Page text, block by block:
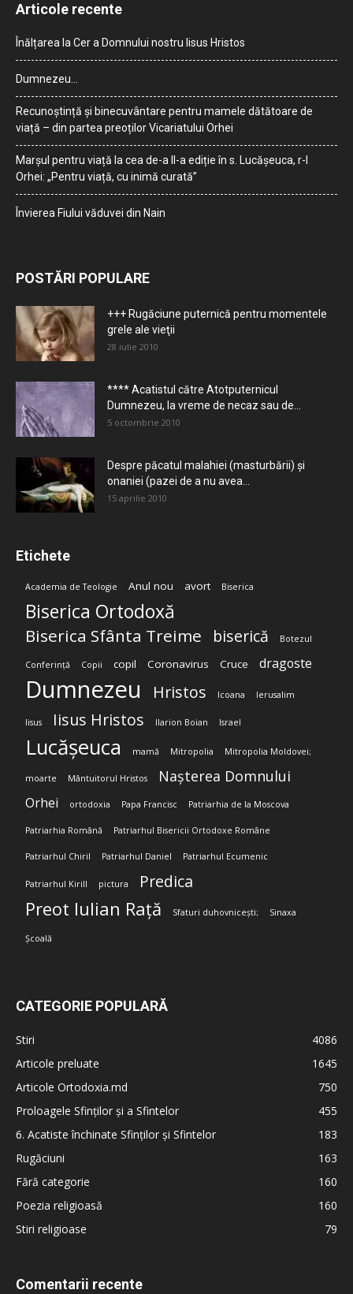
Articole recente
Înălțarea la Cer a Domnului nostru Iisus Hristos
Dumnezeu…
Recunoștință și binecuvântare pentru mamele dătătoare de
viață – din partea preoților Vicariatului Orhei
Marșul pentru viață la cea de-a II-a ediție în s. Lucășeuca, r-l
Orhei: „Pentru viață, cu inimă curată”
Învierea Fiului văduvei din Nain
POSTĂRI POPULARE
+++ Rugăciune puternică pentru momentele
grele ale vieţii
28 iulie 2010
**** Acatistul către Atotputernicul
Dumnezeu, la vreme de necaz sau de...
5 octombrie 2010
Despre păcatul malahiei (masturbării) şi
onaniei (pazei de a nu avea...
15 aprilie 2010
Etichete
Academia de Teologie Anul nou avort Biserica
Biserica Ortodoxă
Biserica Sfânta Treime biserică Botezul
Conferință Copii copil Coronavirus Cruce dragoste
Dumnezeu Hristos Icoana Ierusalim
Iisus Iisus Hristos Ilarion Boian Israel
Lucășeuca mamă Mitropolia Mitropolia Moldovei;
moarte Mântuitorul Hristos Nașterea Domnului
Orhei ortodoxia Papa Francisc Patriarhia de la Moscova
Patriarhia Română Patriarhul Bisericii Ortodoxe Române
Patriarhul Chiril Patriarhul Daniel Patriarhul Ecumenic
Patriarhul Kirill pictura Predica
Preot Iulian Rață Sfaturi duhovnicești; Sinaxa
Școală
CATEGORIE POPULARĂ
Stiri
4086
Articole preluate
1645
Articole Ortodoxia.md
750
Proloagele Sfinților și a Sfintelor
455
6. Acatiste închinate Sfinților și Sfintelor
183
Rugăciuni
163
Fără categorie
160
Poezia religioasă
160
Stiri religioase
79
Comentarii recente